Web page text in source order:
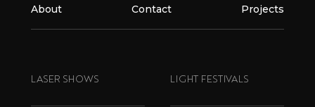
About Contact Projects
LASER SHOWS LIGHT FESTIVALS